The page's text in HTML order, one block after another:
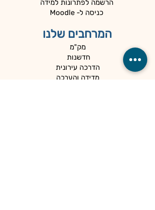
הרשמה לפתרונות למידה
כניסה ל- Moodle
המרחבים שלנו
מק"מ
חדשנות
הדרכה עירונית
מדידה והערכה